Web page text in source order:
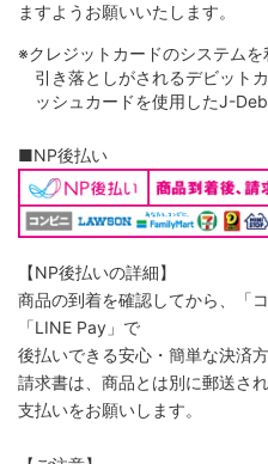
ますようお願いいたします。
※クレジットカードのシステム
引き落としがされるデビット
ッシュカードを使用したJ-
■NP後払い
【NP後払いの詳細】
商品の到着を確認してから、「
「LINE Pay」で
後払いできる安心・簡単な決済方
請求書は、商品とは別に郵送さ
支払いをお願いします。